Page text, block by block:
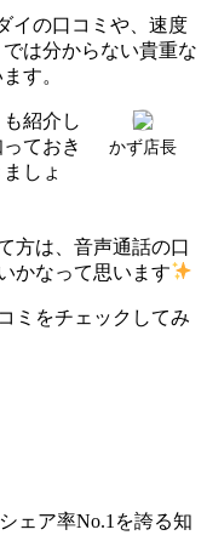
イの口コミや、速度
は分からない貴重な
す。
紹介し
ておき
しょ
かず店長
方は、音声通話の口
かなって思います
ミをチェックしてみ
ェア率No.1を誇る知